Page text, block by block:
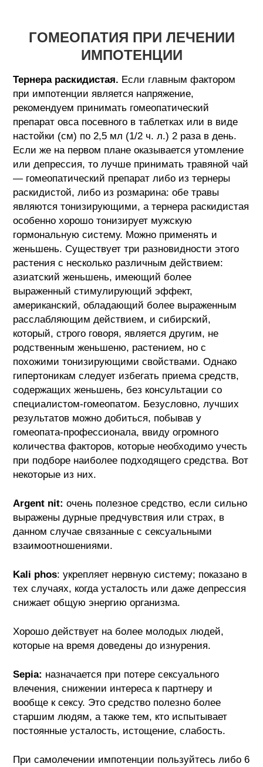
ГОМЕОПАТИЯ ПРИ ЛЕЧЕНИИ
ИМПОТЕНЦИИ
Тернера раскидистая. Если главным фактором
при импотенции является напряжение,
рекомендуем принимать гомеопатический
препарат овса посевного в таблетках или в виде
настойки (см) по 2,5 мл (1/2 ч. л.) 2 раза в день.
Если же на первом плане оказывается утомление
или депрессия, то лучше принимать травяной чай
— гомеопатический препарат либо из тернеры
раскидистой, либо из розмарина: обе травы
являются тонизирующими, а тернера раскидистая
особенно хорошо тонизирует мужскую
гормональную систему. Можно применять и
женьшень. Существует три разновидности этого
растения с несколько различным действием:
азиатский женьшень, имеющий более
выраженный стимулирующий эффект,
американский, обладающий более выраженным
расслабляющим действием, и сибирский,
который, строго говоря, является другим, не
родственным женьшеню, растением, но с
похожими тонизирующими свойствами. Однако
гипертоникам следует избегать приема средств,
содержащих женьшень, без консультации со
специалистом-гомеопатом. Безусловно, лучших
результатов можно добиться, побывав у
гомеопата-профессионала, ввиду огромного
количества факторов, которые необходимо учесть
при подборе наиболее подходящего средства. Вот
некоторые из них.
Argent nit: очень полезное средство, если сильно
выражены дурные предчувствия или страх, в
данном случае связанные с сексуальными
взаимоотношениями.
Kali phos: укрепляет нервную систему; показано в
тех случаях, когда усталость или даже депрессия
снижает общую энергию организма.
Хорошо действует на более молодых людей,
которые на время доведены до изнурения.
Sepia: назначается при потере сексуального
влечения, снижении интереса к партнеру и
вообще к сексу. Это средство полезно более
старшим людям, а также тем, кто испытывает
постоянные усталость, истощение, слабость.
При самолечении импотенции пользуйтесь либо 6